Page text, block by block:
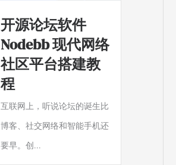
开源论坛软件
Nodebb 现代网络
社区平台搭建教
程
互联网上，听说论坛的诞生比
博客、社交网络和智能手机还
要早。创...